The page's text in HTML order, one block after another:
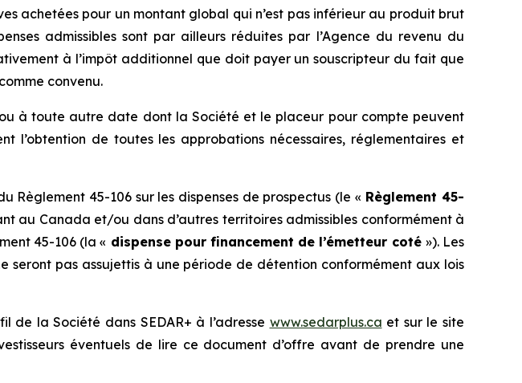
achetées pour un montant global qui n’est pas inférieur au produit brut
admissibles sont par ailleurs réduites par l’Agence du revenu du
à l’impôt additionnel que doit payer un souscripteur du fait que
convenu.
à toute autre date dont la Société et le placeur pour compte peuvent
l’obtention de toutes les approbations nécessaires, réglementaires et
Règlement 45-106 sur les dispenses de prospectus (le « Règlement 45-
au Canada et/ou dans d’autres territoires admissibles conformément à
45-106 (la « dispense pour financement de l’émetteur coté »). Les
seront pas assujettis à une période de détention conformément aux lois
la Société dans SEDAR+ à l’adresse www.sedarplus.ca et sur le site
éventuels de lire ce document d’offre avant de prendre une